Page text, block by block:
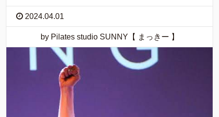
2024.04.01
by Pilates studio SUNNY【 まっきー 】